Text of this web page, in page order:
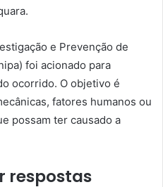
e Prevenção de
foi acionado para
ocorrido. O objetivo é
fatores humanos ou
possam ter causado a
respostas